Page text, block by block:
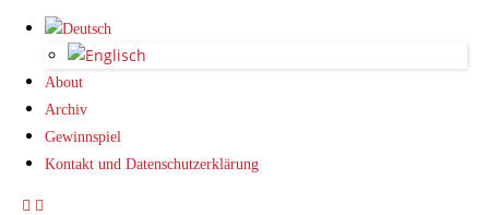
About
Archiv
Gewinnspiel
Kontakt und Datenschutzerklärung